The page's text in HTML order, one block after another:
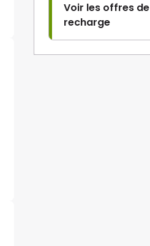
Voir les offres de
recharge